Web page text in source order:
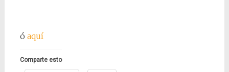
ó aquí
Comparte esto